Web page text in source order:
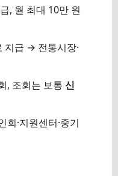
, 월 최대 10만 원
지급 → 전통시장·
, 조회는 보통 신
·지원센터·중기